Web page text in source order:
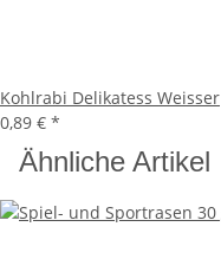
Kohlrabi Delikatess Weisser
0,89 € *
Ähnliche Artikel